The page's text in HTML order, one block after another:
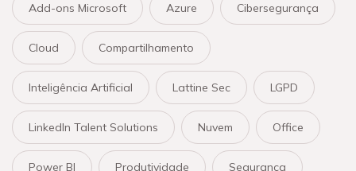
Add-ons Microsoft Azure Cibersegurança
Cloud Compartilhamento
Inteligência Artificial Lattine Sec LGPD
LinkedIn Talent Solutions Nuvem Office
Power BI Produtividade Segurança